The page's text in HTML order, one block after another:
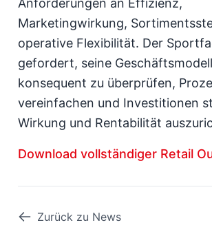
Marketingwirkung,
operative Flexibilität. Der
gefordert, seine
konsequent zu überprüfen,
vereinfachen und Investitionen
Wirkung und Rentabilität
Download vollständiger Retail
Zurück zu News